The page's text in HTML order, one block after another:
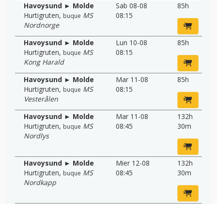
Havoysund ► Molde
Hurtigruten, buque MS
Nordnorge
Sab 08-08
08:15
85h
Havoysund ► Molde
Hurtigruten, buque MS
Kong Harald
Lun 10-08
08:15
85h
Havoysund ► Molde
Hurtigruten, buque MS
Vesterålen
Mar 11-08
08:15
85h
Havoysund ► Molde
Hurtigruten, buque MS
Nordlys
Mar 11-08
08:45
132h
30m
Havoysund ► Molde
Hurtigruten, buque MS
Nordkapp
Mier 12-08
08:45
132h
30m